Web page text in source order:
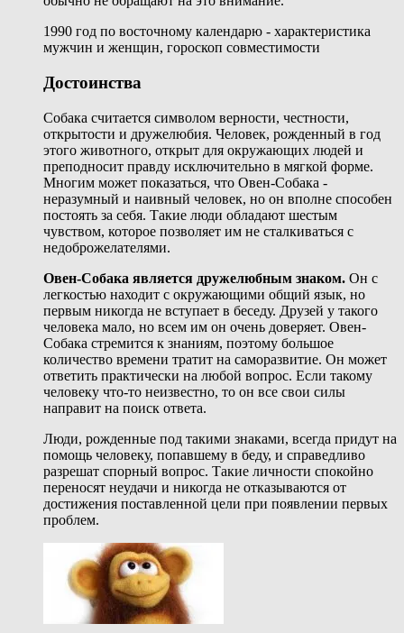
1990 год по восточному календарю - характеристика
мужчин и женщин, гороскоп совместимости
Достоинства
Собака считается символом верности, честности,
открытости и дружелюбия. Человек, рожденный в год
этого животного, открыт для окружающих людей и
преподносит правду исключительно в мягкой форме.
Многим может показаться, что Овен-Собака -
неразумный и наивный человек, но он вполне способен
постоять за себя. Такие люди обладают шестым
чувством, которое позволяет им не сталкиваться с
недоброжелателями.
Овен-Собака является дружелюбным знаком. Он с
легкостью находит с окружающими общий язык, но
первым никогда не вступает в беседу. Друзей у такого
человека мало, но всем им он очень доверяет. Овен-
Собака стремится к знаниям, поэтому большое
количество времени тратит на саморазвитие. Он может
ответить практически на любой вопрос. Если такому
человеку что-то неизвестно, то он все свои силы
направит на поиск ответа.
Люди, рожденные под такими знаками, всегда придут на
помощь человеку, попавшему в беду, и справедливо
разрешат спорный вопрос. Такие личности спокойно
переносят неудачи и никогда не отказываются от
достижения поставленной цели при появлении первых
проблем.